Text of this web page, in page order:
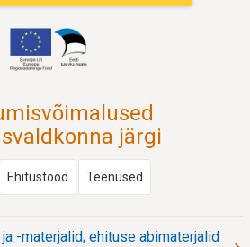
järgi
Ehitustööd Teenused
-materjalid; ehituse abimaterjalid